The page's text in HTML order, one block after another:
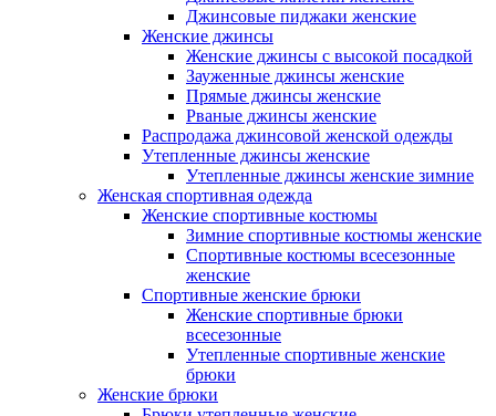
Джинсовые пиджаки женские
Женские джинсы
Женские джинсы с высокой посадкой
Зауженные джинсы женские
Прямые джинсы женские
Рваные джинсы женские
Распродажа джинсовой женской одежды
Утепленные джинсы женские
Утепленные джинсы женские зимние
Женская спортивная одежда
Женские спортивные костюмы
Зимние спортивные костюмы женские
Спортивные костюмы всесезонные
женские
Спортивные женские брюки
Женские спортивные брюки
всесезонные
Утепленные спортивные женские
брюки
Женские брюки